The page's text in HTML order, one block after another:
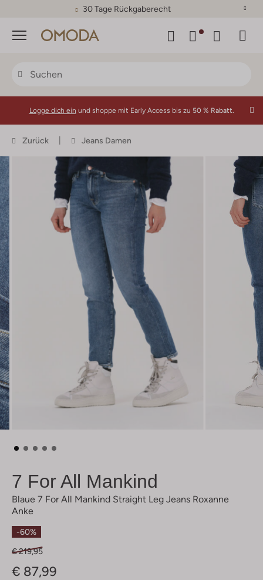
30 Tage Rückgaberecht
Menü
Logge dich ein und shoppe mit Early Access bis zu 50 % Rabatt.
Zurück Jeans Damen
7 For All Mankind
Blaue 7 For All Mankind Straight Leg Jeans Roxanne
Anke
-60%
€ 219,95
€ 87,99